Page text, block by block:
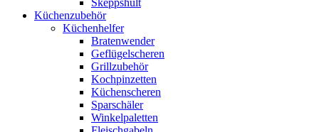
Skeppshult
Küchenzubehör
Küchenhelfer
Bratenwender
Geflügelscheren
Grillzubehör
Kochpinzetten
Küchenscheren
Sparschäler
Winkelpaletten